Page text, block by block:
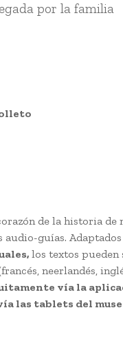
por la familia
de la historia de
audio-guías.
los textos pueden
neerlandés,
vía la
las tablets del